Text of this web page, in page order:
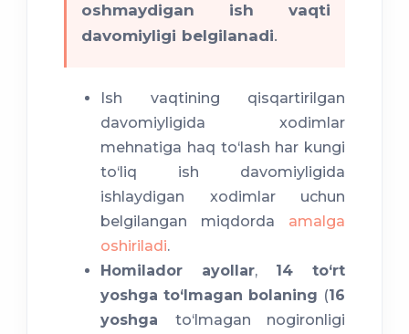
oshmaydigan ish vaqti
davomiyligi belgilanadi.
Ish vaqtining qisqartirilgan
davomiyligida xodimlar
mehnatiga haq to‘lash har kungi
to‘liq ish davomiyligida
ishlaydigan xodimlar uchun
belgilangan miqdorda amalga
oshiriladi.
Homilador ayollar, 14 to‘rt
yoshga to‘lmagan bolaning (16
yoshga to‘lmagan nogironligi